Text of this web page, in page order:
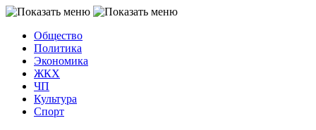
Общество
Политика
Экономика
ЖКХ
ЧП
Культура
Спорт